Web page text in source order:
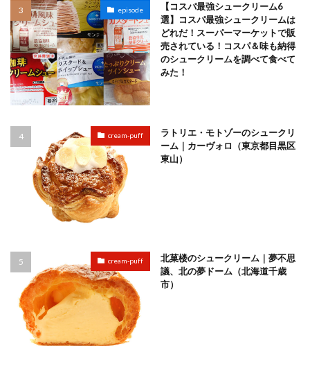
episode
【コスパ最強シュークリーム6
選】コスパ最強シュークリームは
どれだ！スーパーマーケットで販
売されている！コスパ＆味も納得
のシュークリームを調べて食べて
みた！
cream-puff
ラトリエ・モトゾーのシュークリ
ーム｜カーヴォロ（東京都目黒区
東山）
cream-puff
北菓楼のシュークリーム｜夢不思
議、北の夢ドーム（北海道千歳
市）